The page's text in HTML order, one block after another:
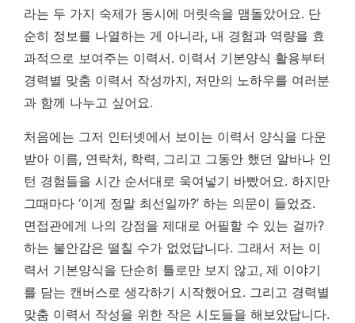
라는 두 가지 숙제가 동시에 머릿속을 맴돌았어요. 단
순히 정보를 나열하는 게 아니라, 내 경험과 역량을 효
과적으로 보여주는 이력서. 이력서 기본양식 활용부터
경력별 맞춤 이력서 작성까지, 저만의 노하우를 여러분
과 함께 나누고 싶어요.
처음에는 그저 인터넷에서 보이는 이력서 양식을 다운
받아 이름, 연락처, 학력, 그리고 그동안 했던 알바나 인
턴 경험들을 시간 순서대로 욱여넣기 바빴어요. 하지만
그때마다 ‘이게 정말 최선일까?’ 하는 의문이 들었죠.
면접관에게 나의 강점을 제대로 어필할 수 있는 걸까?
하는 불안감은 떨칠 수가 없었답니다. 그래서 저는 이
력서 기본양식을 단순히 틀로만 보지 않고, 제 이야기
를 담는 캔버스로 생각하기 시작했어요. 그리고 경력별
맞춤 이력서 작성을 위한 작은 시도들을 해보았답니다.